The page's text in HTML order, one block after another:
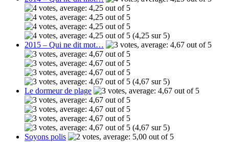
(4,25 sur 5)
2015 – Qui ne dit mot…
(4,67 sur 5)
Le dormeur de plage
(4,67 sur 5)
Soyons polis